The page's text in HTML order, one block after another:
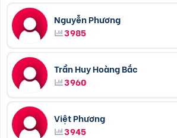
Nguyễn Phương
3985
Trần Huy Hoàng Bắc
3960
Việt Phương
3945